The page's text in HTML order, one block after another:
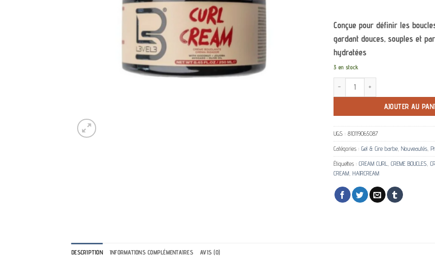
Conçue pour définir les
gardant douces, souples et
hydratées
3 en stock
quantité de Curl cream L3VEL3 pour
AJOUTER AU
UGS : 810119065087
Catégories : Gel & Cire barbe Nouveautés
Étiquettes : CREAM CURL CREME BOUCLES
CREAM HAIRCREAM
DESCRIPTION INFORMATIONS COMPLÉMENTAIRES AVIS (0)